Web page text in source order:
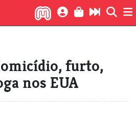
furto,
nos EUA